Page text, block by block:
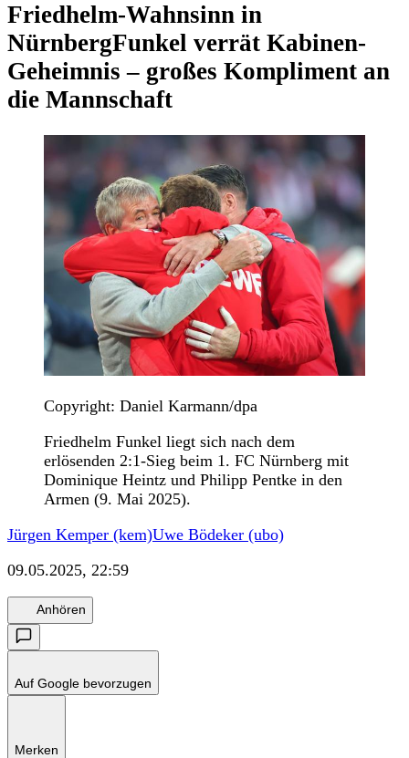
Friedhelm-Wahnsinn in
NürnbergFunkel verrät Kabinen-
Geheimnis – großes Kompliment an
die Mannschaft
Copyright: Daniel Karmann/dpa
Friedhelm Funkel liegt sich nach dem
erlösenden 2:1-Sieg beim 1. FC Nürnberg mit
Dominique Heintz und Philipp Pentke in den
Armen (9. Mai 2025).
Jürgen Kemper (kem)Uwe Bödeker (ubo)
09.05.2025, 22:59
Anhören
Auf Google bevorzugen
Merken